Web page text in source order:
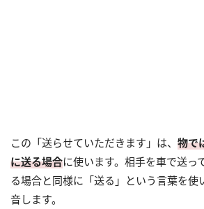
この「送らせていただきます」は、 物で
に送る場合に使います。相手を車で送っ
る場合と同様に「送る」という言葉を使
音します。